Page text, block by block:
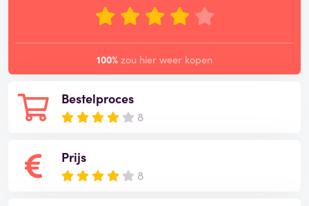
Bestelproces
8
Prijs
8
100% zou hier weer kopen